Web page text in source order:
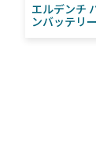
エルデンチ
ンバッテリ